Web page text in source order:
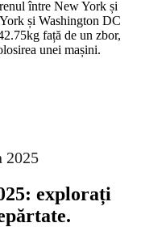
între New York și
și Washington DC
față de un zbor,
unei mașini.
2025
explorați